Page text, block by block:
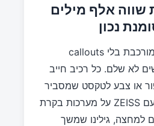
שווה אלף מילים
נכון
תרשים של מערכת מורכבת בלי callouts
לא שלם. כל רכיב חייב
או צבע לטקסט שמסביר
אותו. בעבודה שלנו עם ZEISS על מערכות בקרת
למחצה, גילינו שמשך